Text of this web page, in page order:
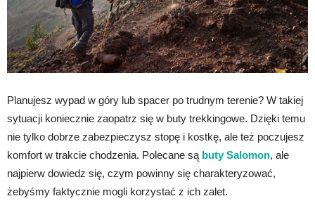
Planujesz wypad w góry lub spacer po trudnym terenie? W takiej
sytuacji koniecznie zaopatrz się w buty trekkingowe. Dzięki temu
nie tylko dobrze zabezpieczysz stopę i kostkę, ale też poczujesz
komfort w trakcie chodzenia. Polecane są buty Salomon, ale
najpierw dowiedz się, czym powinny się charakteryzować,
żebyśmy faktycznie mogli korzystać z ich zalet.